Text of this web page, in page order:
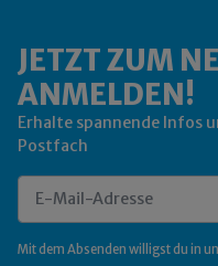
JETZT ZUM
ANMELDEN!
Erhalte spannende Infos
Postfach
Mit dem Absenden willigst du in